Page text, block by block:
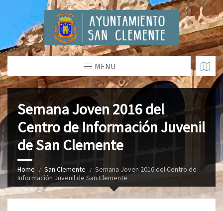
MENU
Semana Joven 2016 del
Centro de Información Juvenil
de San Clemente
Home San Clemente
Semana Joven 2016 del Centro de
Información Juvenil de San Clemente